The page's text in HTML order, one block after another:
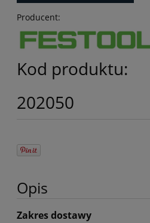
Producent:
Kod produktu:
202050
Opis
Zakres dostawy